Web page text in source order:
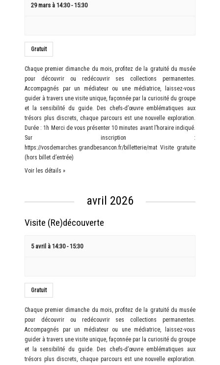
29 mars à 14:30-15:30
Gratuit
Chaque premier dimanche du mois, profitez de la gratuité du musée
pour découvrir ou redécouvrir ses collections permanentes.
Accompagnés par un médiateur ou une médiatrice, laissez-vous
guider à travers une visite unique, façonnée par la curiosité du groupe
et la sensibilité du guide. Des chefs-d’œuvre emblématiques aux
trésors plus discrets, chaque parcours est une nouvelle exploration.
Durée : 1h Merci de vous présenter 10 minutes avant l’horaire indiqué.
Sur inscription :
https://vosdemarches.grandbesancon.fr/billetterie/mat Visite gratuite
(hors billet d’entrée)
Voir les détails »
avril 2026
Visite (Re)découverte
5 avril à 14:30-15:30
Gratuit
Chaque premier dimanche du mois, profitez de la gratuité du musée
pour découvrir ou redécouvrir ses collections permanentes.
Accompagnés par un médiateur ou une médiatrice, laissez-vous
guider à travers une visite unique, façonnée par la curiosité du groupe
et la sensibilité du guide. Des chefs-d’œuvre emblématiques aux
trésors plus discrets, chaque parcours est une nouvelle exploration.